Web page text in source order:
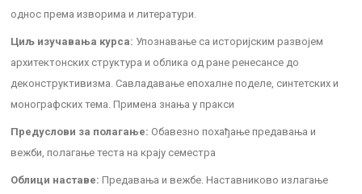
однос према изворима и литератури.
Циљ изучавања курса: Упознавање са историјским развојем
архитектонских структура и облика од ране ренесансе до
деконструктивизма. Савладавање епохалне поделе, синтетских и
монографских тема. Примена знања у пракси
Предуслови за полагање: Обавезно похађање предавања и
вежби, полагање теста на крају семестра
Облици наставе: Предавања и вежбе. Наставниково излагање